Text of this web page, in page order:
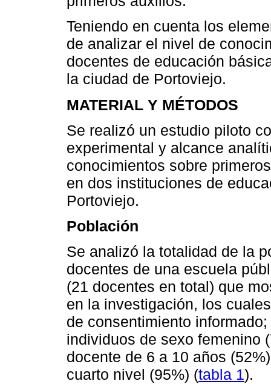
Teniendo en cuenta los
de analizar el nivel de
docentes de educación
la ciudad de Portoviejo.
MATERIAL Y MÉTODOS
Se realizó un estudio piloto
experimental y alcance
conocimientos sobre
en dos instituciones de
Portoviejo.
Población
Se analizó la totalidad de la
docentes de una escuela
(21 docentes en total) que
en la investigación, los
de consentimiento
individuos de sexo femenino
docente de 6 a 10 años
cuarto nivel (95%) (tabla 1).